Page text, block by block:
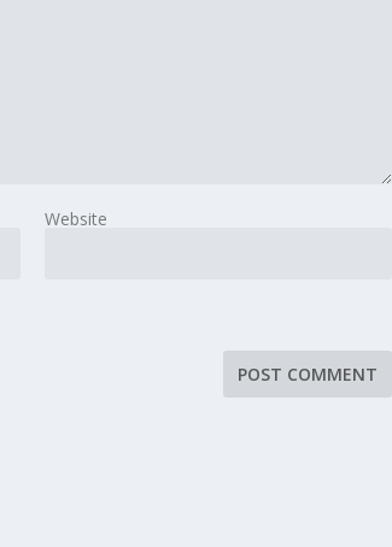
Website